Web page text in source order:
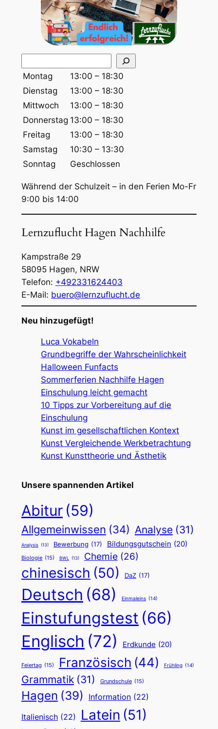
u
c
e
n
Montag
13:00 – 18:30
Dienstag
13:00 – 18:30
Mittwoch
13:00 – 18:30
Donnerstag 13:00 – 18:30
Freitag
13:00 – 18:30
Samstag
10:30 – 13:30
Sonntag
Geschlossen
Während der Schulzeit – in den Ferien Mo-Fr
9:00 bis 14:00
Lernzuflucht Hagen Nachhilfe
Kampstraße 29
58095Hagen, NRW
Telefon: +492331624403
E-Mail: buero@lernzuflucht.de
Neu hinzugefügt!
Luca Vokabeln
Grundbegriffe der Wahrscheinlichkeit
Halloween Funfacts
Sommerferien Nachhilfe Hagen
Einschulung leicht gemacht
10 Tipps zur Vorbereitung auf die
Einschulung
Kunst im gesellschaftlichen Kontext
Kunst Vergleichende Werkbetrachtung
Kunst Kunsttheorie und Ästhetik
Unsere spannenden Artikel
Abitur (59)
Allgemeinwissen (34) Analyse (31)
Analysis (13) Bewerbung (17) Bildungsgutschein (20)
Biologie (15) BWL (13) Chemie (26)
chinesisch (50) DaZ (17)
Deutsch (68) Einmaleins (14)
Einstufungstest (66)
Englisch (72) Erdkunde (20)
Feiertag (15) Französisch (44) Frühling (14)
Grammatik (31) Grundschule (15)
Hagen (39) Information (22)
Italienisch (22) Latein (51)